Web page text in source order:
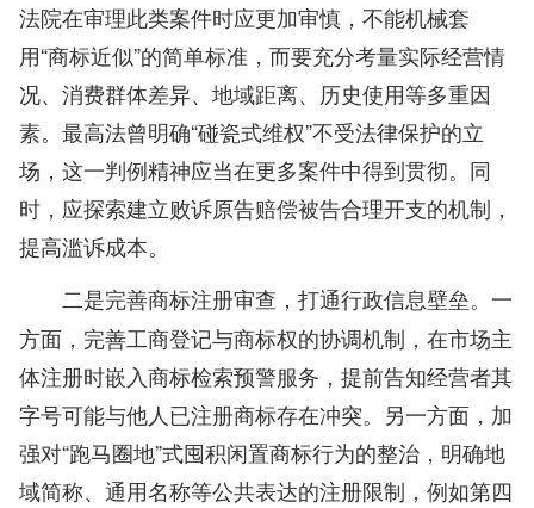
法院在审理此类案件时应更加审慎，不能机械套
用“商标近似”的简单标准，而要充分考量实际经营情
况、消费群体差异、地域距离、历史使用等多重因
素。最高法曾明确“碰瓷式维权”不受法律保护的立
场，这一判例精神应当在更多案件中得到贯彻。同
时，应探索建立败诉原告赔偿被告合理开支的机制，
提高滥诉成本。
二是完善商标注册审查，打通行政信息壁垒。 一
方面，完善工商登记与商标权的协调机制，在市场主
体注册时嵌入商标检索预警服务，提前告知经营者其
字号可能与他人已注册商标存在冲突。另一方面，加
强对“跑马圈地”式囤积闲置商标行为的整治，明确地
域简称、通用名称等公共表达的注册限制，例如第四